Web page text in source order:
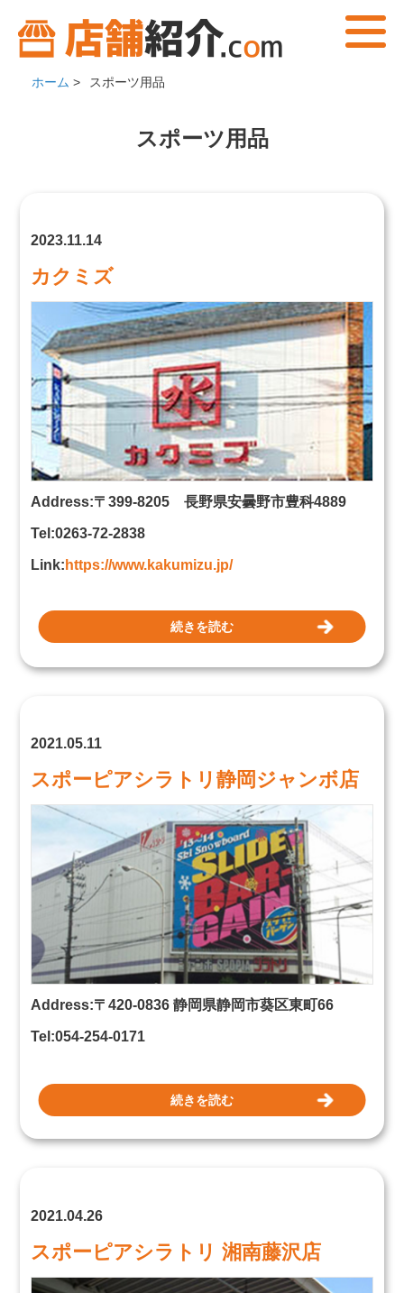
ホーム > スポーツ用品
スポーツ用品
2023.11.14
カクミズ
Address:〒399-8205 長野県安曇野市豊科4889
Tel:0263-72-2838
Link: https://www.kakumizu.jp/
続きを読む
2021.05.11
スポーピアシラトリ静岡ジャンボ店
Address:〒420-0836 静岡県静岡市葵区東町66
Tel:054-254-0171
続きを読む
2021.04.26
スポーピアシラトリ 湘南藤沢店